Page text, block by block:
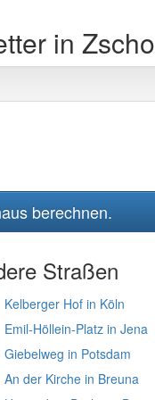
in
berechnen.
Straßen
Kelberger Hof in Köln
Emil-Höllein-Platz in Jena
Giebelweg in Potsdam
An der Kirche in Breuna